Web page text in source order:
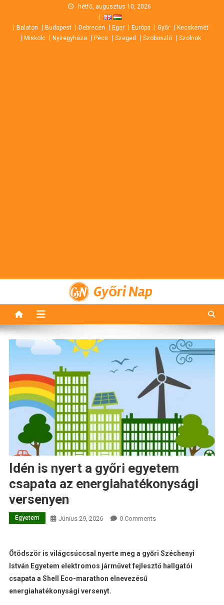
content
hétfő, augusztus 10, 2026
Balaton Budapest Debrecen Eger Európa Győr
Kecskemét
Miskolc
Nyíregyháza Pécs Szeged Szoboszló Szolnok
Győri Nap
Idén is nyert a győri egyetem
csapata az energiahatékonysági
versenyen
Egyetem Június 29, 2026 0 Comments
Ötödször is világcsúccsal nyerte meg a győri Széchenyi
István Egyetem elektromos járművet fejlesztő hallgatói
csapata a Shell Eco-marathon elnevezésű
energiahatékonysági versenyt.